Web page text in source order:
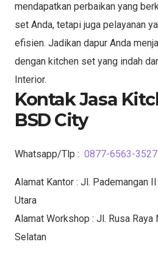
mendapatkan perbaikan yang
set Anda, tetapi juga pelayanan
efisien. Jadikan dapur Anda
dengan kitchen set yang indah
Interior.
Kontak Jasa
BSD City
Whatsapp/Tlp : 0877-6563-3527
Alamat Kantor : Jl. Pademangan
Utara
Alamat Workshop : Jl. Rusa Raya
Selatan